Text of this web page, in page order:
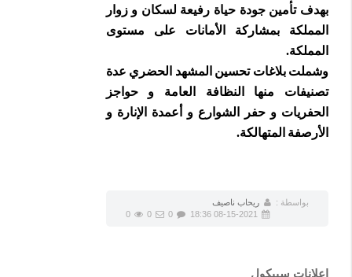
بهدف تأمين جودة حياة رفيعة لسكان و زوار
المملكة بمشاركة الأمانات على مستوى
المملكة.
وشملت بلاغات تحسين المشهد الحضري عدة
تصنيفات منها النظافة العامة و حواجز
الحفريات و حفر الشوارع و أعمدة الإنارة و
الأرصفة المتهالكة.
بواسطة :
ريحاب ناصيف
0
0
إعلانات سبيكول